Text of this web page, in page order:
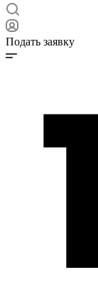
Подать заявку